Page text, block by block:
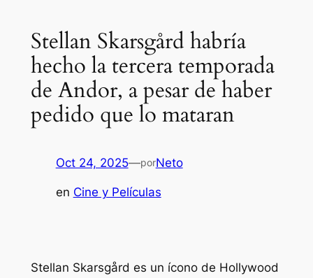
Stellan Skarsgård habría
hecho la tercera temporada
de Andor, a pesar de haber
pedido que lo mataran
Oct 24, 2025—porNeto
en Cine y Películas
Stellan Skarsgård es un ícono de Hollywood